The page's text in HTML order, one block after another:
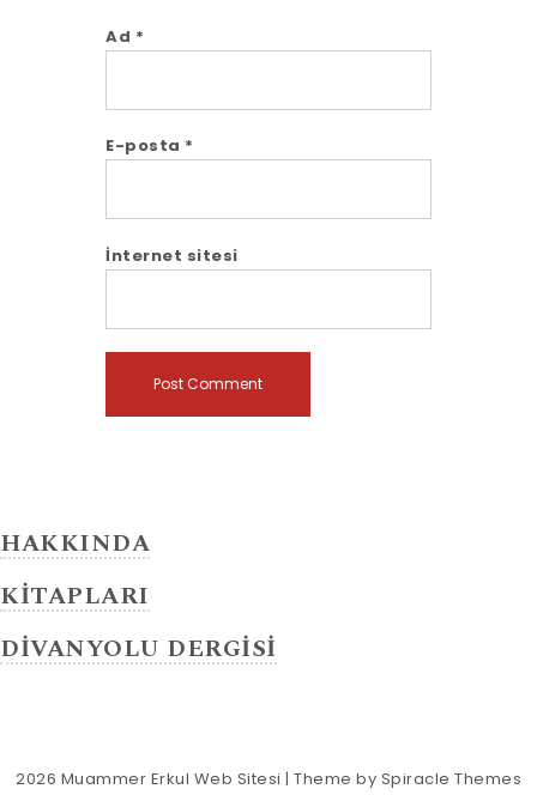
Ad *
E-posta *
İnternet sitesi
HAKKINDA
KİTAPLARI
DİVANYOLU DERGİSİ
2026 Muammer Erkul Web Sitesi | Theme by Spiracle Themes